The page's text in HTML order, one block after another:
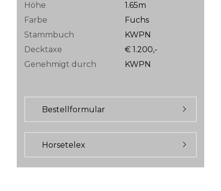
Höhe
1.65m
Farbe
Fuchs
Stammbuch
KWPN
Decktaxe
€ 1.200,-
Genehmigt durch
KWPN
Bestellformular
Horsetelex